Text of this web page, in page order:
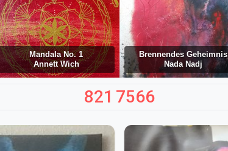
Mandala No. 1
Annett Wich
Brennendes Geheimnis
Nada Nadj
821 7566